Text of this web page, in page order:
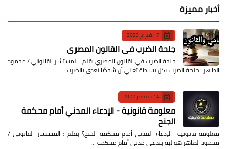
أخبار مميزة
17 فبراير 2023
جنحة الضرب في القانون المصري
جنحة الضرب في القانون المصري بقلم : المستشار القانوني / محمود
الطاهر جنحة الضرب بكل بساطة تعني أن شخصًا تعدى بالضرب…
14 سبتمبر 2022
معلومة قانونية - الإدعاء المدني أمام محكمة
الجنح
معلومة قانونية الإدعاء المدني أمام محكمة الجنح؟ بقلم : المستشار القانوني /
محمود الطاهر هو ليه بندعي مدني أمام محكمة …